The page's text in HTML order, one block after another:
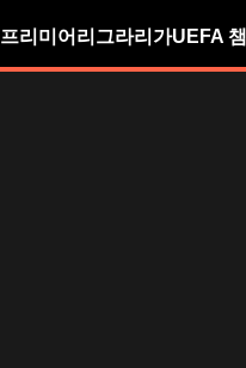
프리미어리그라리가UEFA